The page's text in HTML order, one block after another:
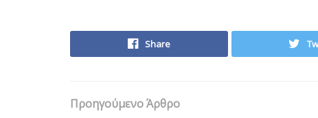
Share
Προηγούμενο Άρθρο